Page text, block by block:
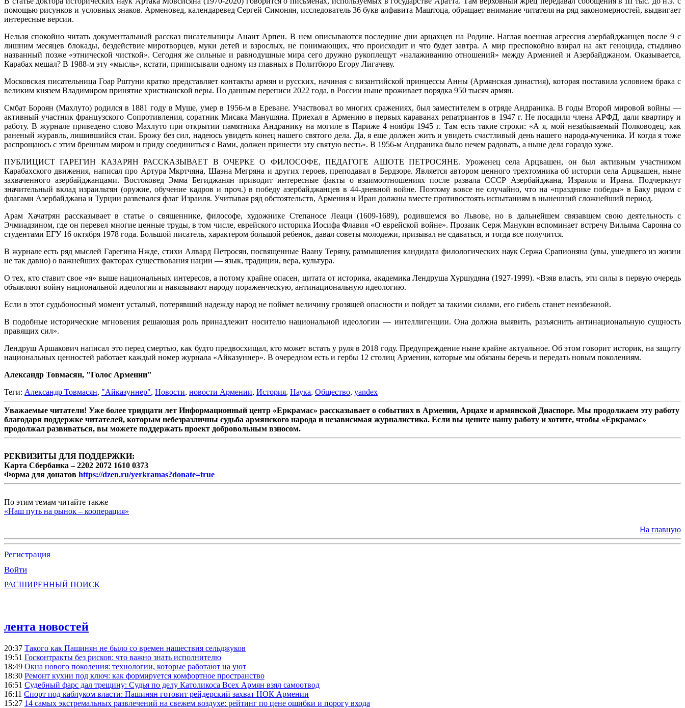
помощью рисунков и условных знаков. Арменовед, календаревед Сергей Симонян, исследователь 36 букв алфавита Маштоца, обращает внимание читателя на ряд закономерностей, выдвигает
интересные версии.
Нельзя спокойно читать документальный рассказ писательницы Анаит Арпен. В нем описываются последние дни арцахцев на Родине. Наглая военная агрессия азербайджанцев после 9 с
лишним месяцев блокады, бездействие миротворцев, муки детей и взрослых, не понимающих, что происходит и что будет завтра. А мир преспокойно взирал на акт геноцида, стыдливо
названный позже «этнической чисткой». Сегодня же сильные и равнодушные мира сего дружно рукоплещут «налаживанию отношений» между Арменией и Азербайджаном. Оказывается,
Карабах мешал? В 1988-м эту «мысль», кстати, приписывали одному из главных в Политбюро Егору Лигачеву.
Московская писательница Гоар Рштуни кратко представляет контакты армян и русских, начиная с византийской принцессы Анны (Армянская династия), которая поставила условием брака с
великим князем Владимиром принятие христианской веры. По данным переписи 2022 года, в России ныне проживает порядка 950 тысяч армян.
Смбат Бороян (Махлуто) родился в 1881 году в Муше, умер в 1956-м в Ереване. Участвовал во многих сражениях, был заместителем в отряде Андраника. В годы Второй мировой войны —
активный участник французского Сопротивления, соратник Мисака Манушяна. Приехал в Армению в первых караванах репатриантов в 1947 г. Не посадили члена АРФД, дали квартиру и
работу. В журнале приведено слово Махлуто при открытии памятника Андранику на могиле в Париже 4 ноября 1945 г. Там есть такие строки: «А я, мой незабываемый Полководец, как
раненый журавль, лишившийся стаи. Брожу без сил, надеюсь увидеть конец нашего святого дела. Да, я еще должен жить и увидеть счастливый день нашего народа-мученика. И когда я тоже
распрощаюсь с этим бренным миром и приду соединиться с Вами, должен принести эту святую весть». В 1956-м Андраника было нечем радовать, а ныне дела гораздо хуже.
ПУБЛИЦИСТ ГАРЕГИН КАЗАРЯН РАССКАЗЫВАЕТ В ОЧЕРКЕ О ФИЛОСОФЕ, ПЕДАГОГЕ АШОТЕ ПЕТРОСЯНЕ. Уроженец села Арцвашен, он был активным участником
Карабахского движения, написал про Артура Мкртчяна, Шаэна Мегряна и других героев, преподавал в Бердзоре. Является автором ценного трехтомника об истории села Арцвашен, ныне
захваченного азербайджанцами. Востоковед Эмма Бегиджанян приводит интересные факты о взаимоотношениях после развала СССР Азербайджана, Израиля и Ирана. Подчеркнут
значительный вклад израильтян (оружие, обучение кадров и проч.) в победу азербайджанцев в 44-дневной войне. Поэтому вовсе не случайно, что на «празднике победы» в Баку рядом с
флагами Азербайджана и Турции развевался флаг Израиля. Учитывая ряд обстоятельств, Армения и Иран должны вместе противостоять испытаниям в нынешний сложнейший период.
Арам Хачатрян рассказывает в статье о священнике, философе, художнике Степаносе Леаци (1609-1689), родившемся во Львове, но в дальнейшем связавшем свою деятельность с
Эчмиадзином, где он перевел многие ценные труды, в том числе, еврейского историка Иосифа Флавия «О еврейской войне». Прозаик Серж Манукян вспоминает встречу Вильяма Сарояна со
студентами ЕГУ 16 октября 1978 года. Большой писатель, характером большой ребенок, давал советы молодежи, призывал не сдаваться, и тогда все получится.
В журнале есть ряд мыслей Гарегина Нжде, стихи Алвард Петросян, посвященные Ваану Теряну, размышления кандидата филологических наук Сержа Срапионяна (увы, ушедшего из жизни
не так давно) о важнейших факторах существования нации — язык, традиции, вера, культура.
О тех, кто ставит свое «я» выше национальных интересов, а потому крайне опасен, цитата от историка, академика Лендруша Хуршудяна (1927-1999). «Взяв власть, эти силы в первую очередь
объявляют войну национальной идеологии и навязывают народу пораженческую, антинациональную идеологию.
Если в этот судьбоносный момент усталый, потерявший надежду народ не поймет величину грозящей опасности и пойдет за такими силами, его гибель станет неизбежной.
В подобные исторические мгновения решающая роль принадлежит носителю национальной идеологии — интеллигенции. Она должна выявить, разъяснить антинациональную сущность
правящих сил».
Лендруш Аршакович написал это перед смертью, как будто предвосхищал, кто может встать у руля в 2018 году. Предупреждение ныне крайне актуальное. Об этом говорит историк, на защиту
национальных ценностей работает каждый номер журнала «Айказуннер». В очередном есть и гербы 12 столиц Армении, которые мы обязаны беречь и передать новым поколениям.
Александр Товмасян, "Голос Армении"
Теги: Александр Товмасян, "Айказуннер", Новости, новости Армении, История, Наука, Общество, yandex
Уважаемые читатели! Уже более тридцати лет Информационный центр «Еркрамас» рассказывает о событиях в Армении, Арцахе и армянской Диаспоре. Мы продолжаем эту работу
благодаря поддержке читателей, которым небезразличны судьба армянского народа и независимая журналистика. Если вы цените нашу работу и хотите, чтобы «Еркрамас»
продолжал развиваться, вы можете поддержать проект добровольным взносом.
РЕКВИЗИТЫ ДЛЯ ПОДДЕРЖКИ:
Карта Сбербанка – 2202 2072 1610 0373
Форма для донатов https://dzen.ru/yerkramas?donate=true
По этим темам читайте также
«Наш путь на рынок – кооперация»
На главную
Регистрация
Войти
РАСШИРЕННЫЙ ПОИСК
лента новостей
20:37 Такого как Пашинян не было со времен нашествия сельджуков
19:51 Госконтракты без рисков: что важно знать исполнителю
18:49 Окна нового поколения: технологии, которые работают на уют
18:30 Ремонт кухни под ключ: как формируется комфортное пространство
16:51 Судебный фарс дал трещину: Судья по делу Католикоса Всех Армян взял самоотвод
16:11 Спорт под каблуком власти: Пашинян готовит рейдерский захват НОК Армении
15:27 14 самых экстремальных развлечений на свежем воздухе: рейтинг по цене ошибки и порогу входа